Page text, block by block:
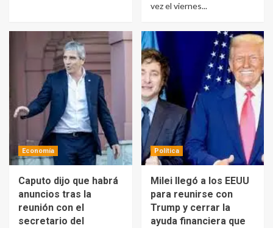
vez el viernes...
Economía
Caputo dijo que habrá
anuncios tras la
reunión con el
secretario del
Política
Milei llegó a los EEUU
para reunirse con
Trump y cerrar la
ayuda financiera que